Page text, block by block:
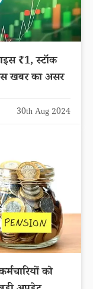
₹1, स्टॉक
खबर का असर
30th Aug 2024
को